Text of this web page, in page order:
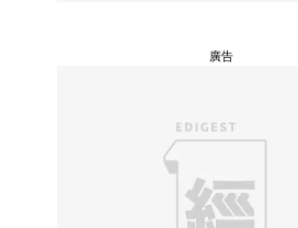
廣告